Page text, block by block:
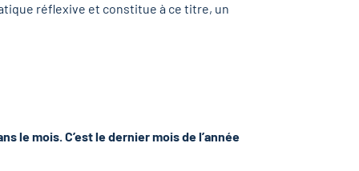
réflexive et constitue à ce titre, un
le mois. C’est le dernier mois de l’année